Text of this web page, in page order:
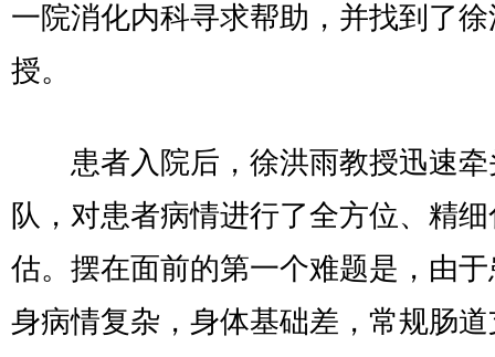
一院消化内科寻求帮助，并找到了
授。​
患者入院后，徐洪雨教授迅速牵
队，对患者病情进行了全方位、精
估。摆在面前的第一个难题是，由
身病情复杂，身体基础差，常规肠